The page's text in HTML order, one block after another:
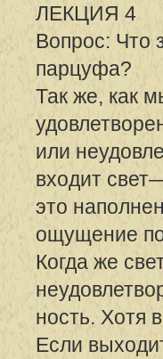
ЛЕКЦИЯ 4
Вопрос: Что
парцуфа?
Так же, как
или
входит
это
ощущение
Когда же
ность. Хотя
Если